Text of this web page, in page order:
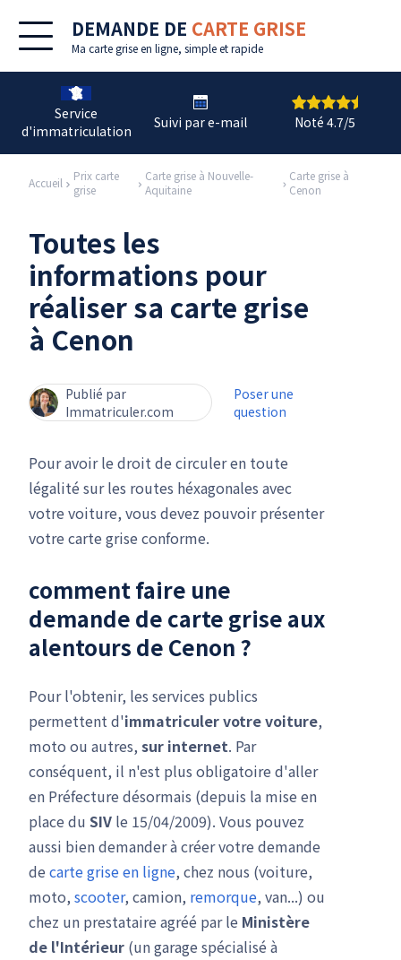
DEMANDE DE CARTE GRISE
Ma carte grise en ligne, simple et rapide
Service
d'immatriculation
Suivi par e-mail Noté 4.7/5
Accueil
Prix carte
grise
Carte grise à Nouvelle-
Aquitaine
Carte grise à
Cenon
Toutes les
informations pour
réaliser sa carte grise
à Cenon
Publié par
Immatriculer.com
Poser une
question
Pour avoir le droit de circuler en toute
légalité sur les routes héxagonales avec
votre voiture, vous devez pouvoir présenter
votre carte grise conforme.
comment faire une
demande de carte grise aux
alentours de Cenon ?
Pour l'obtenir, les services publics
permettent d'immatriculer votre voiture,
moto ou autres, sur internet. Par
conséquent, il n'est plus obligatoire d'aller
en Préfecture désormais (depuis la mise en
place du SIV le 15/04/2009). Vous pouvez
aussi bien demander à créer votre demande
de carte grise en ligne, chez nous (voiture,
moto, scooter, camion, remorque, van...) ou
chez un prestataire agréé par le Ministère
de l'Intérieur (un garage spécialisé à